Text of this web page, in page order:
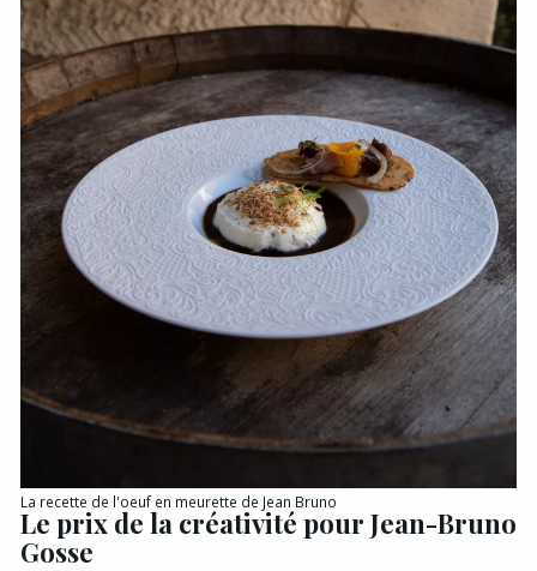
La recette de l'oeuf en meurette de Jean Bruno
Le prix de la créativité pour Jean-Bruno
Gosse